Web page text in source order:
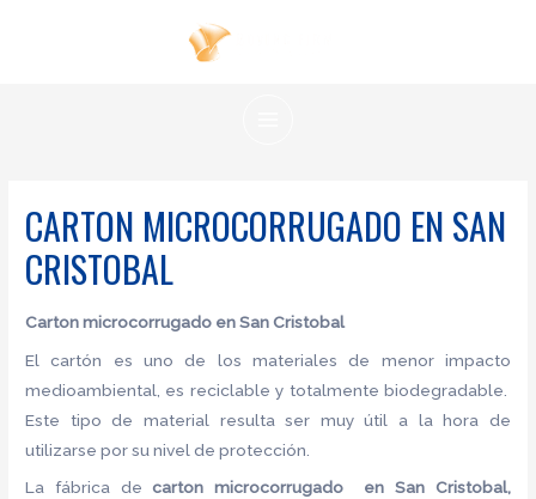
CARTON MICROCORRUGADO EN SAN
CRISTOBAL
Carton microcorrugado en San Cristobal
El cartón es uno de los materiales de menor impacto
medioambiental, es reciclable y totalmente biodegradable.
Este tipo de material resulta ser muy útil a la hora de
utilizarse por su nivel de protección.
La fábrica decarton microcorrugado en San Cristobal,